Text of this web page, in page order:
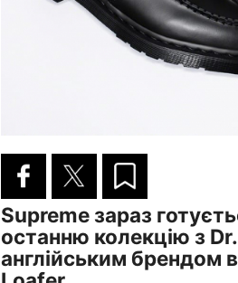
Supreme зараз
останню колекцію з
англійським брендом